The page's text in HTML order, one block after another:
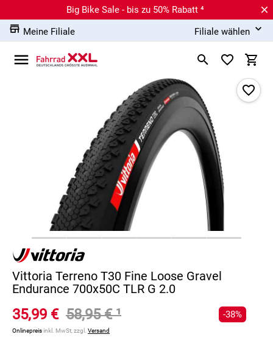
Big Bike Sale - bis zu 50% Rabatt ⁴
Meine Filiale
Filiale wählen
Vittoria Terreno T30 Fine Loose Gravel
Endurance 700x50C TLR G 2.0
35,99 € 58,95 €¹
Onlinepreisinkl. MwSt, zzgl. Versand
-38%